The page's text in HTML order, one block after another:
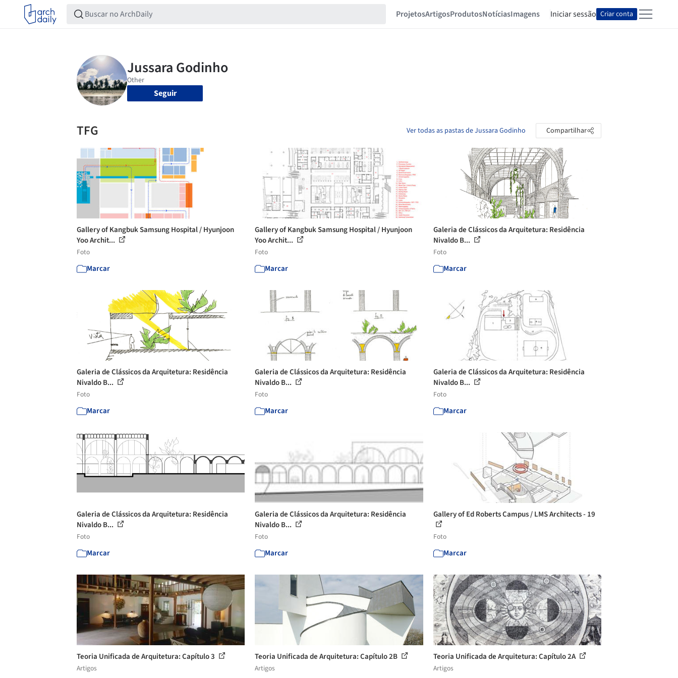
ProjetosArtigosProdutosNotíciasImagens Iniciar sessão Criar conta
Seguir
TFG Ver todas as pastas de Jussara Godinho Compartilhar
Gallery of Kangbuk Samsung Hospital / Hyunjoon
Yoo Archit...
Foto
Marcar
Gallery of Kangbuk Samsung Hospital / Hyunjoon
Yoo Archit...
Foto
Marcar
Galeria de Clássicos da Arquitetura: Residência
Nivaldo B...
Foto
Marcar
Galeria de Clássicos da Arquitetura: Residência
Nivaldo B...
Foto
Marcar
Galeria de Clássicos da Arquitetura: Residência
Nivaldo B...
Foto
Marcar
Galeria de Clássicos da Arquitetura: Residência
Nivaldo B...
Foto
Marcar
Galeria de Clássicos da Arquitetura: Residência
Nivaldo B...
Foto
Marcar
Galeria de Clássicos da Arquitetura: Residência
Nivaldo B...
Foto
Marcar
Gallery of Ed Roberts Campus / LMS Architects - 19
Foto
Marcar
Teoria Unificada de Arquitetura: Capítulo 3
Artigos
Teoria Unificada de Arquitetura: Capítulo 2B
Artigos
Teoria Unificada de Arquitetura: Capítulo 2A
Artigos